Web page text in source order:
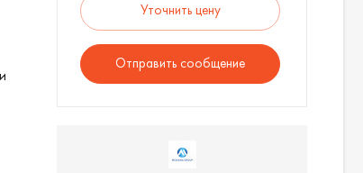
Уточнить цену
Отправить сообщение